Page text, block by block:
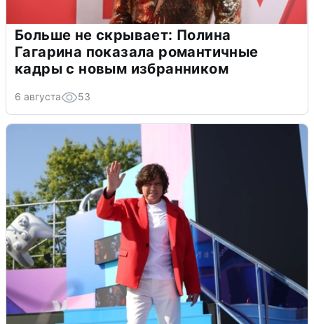
Больше не скрывает: Полина
Гагарина показала романтичные
кадры с новым избранником
6 августа 53